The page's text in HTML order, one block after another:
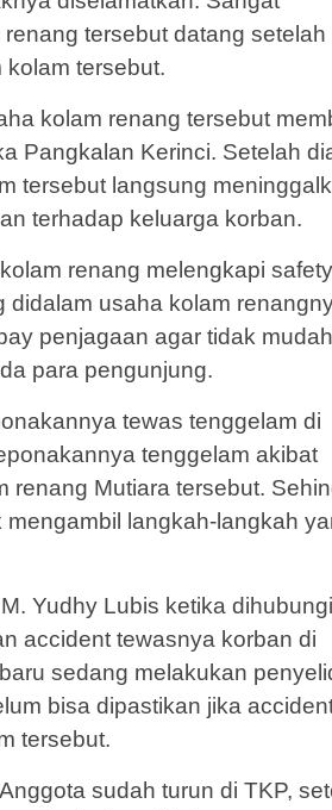
tersebut datang setelah
tersebut.
kolam renang tersebut
Pangkalan Kerinci. Setelah
tersebut langsung
terhadap keluarga korban.
renang melengkapi safety
usaha kolam
penjagaan agar tidak mudah
para pengunjung.
tewas tenggelam di
tenggelam akibat
renang Mutiara tersebut.
langkah-langkah
Yudhy Lubis ketika dihubungi
accident tewasnya korban di
sedang melakukan
bisa dipastikan jika
tersebut.
sudah turun di TKP,